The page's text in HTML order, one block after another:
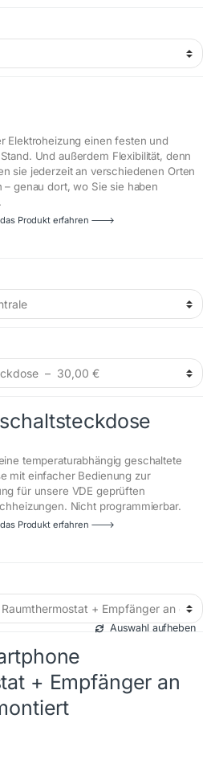
Elektroheizung einen festen und
Und außerdem Flexibilität, denn
sie jederzeit an verschiedenen Orten
– genau dort, wo Sie sie haben
das Produkt erfahren 🡒
temperaturabhängig geschaltete
mit einfacher Bedienung zur
für unsere VDE geprüften
Nicht programmierbar.
das Produkt erfahren 🡒
+ Empfänger an
Auswahl aufheben